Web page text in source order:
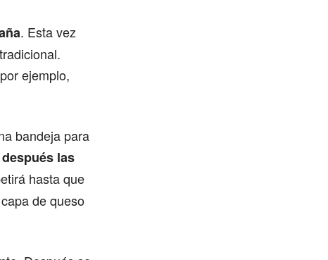
. Esta vez
ejemplo,
bandeja para
las
hasta que
de queso